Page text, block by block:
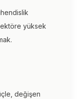
yüksek
değişen